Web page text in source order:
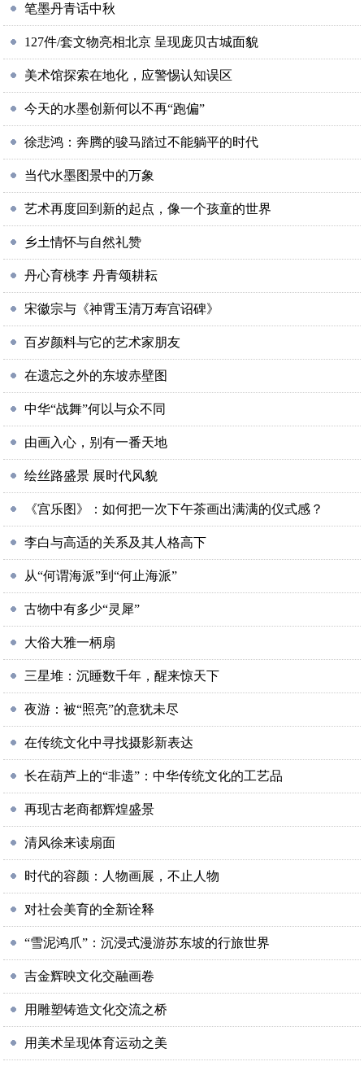
笔墨丹青话中秋
127件/套文物亮相北京 呈现庞贝古城面貌
美术馆探索在地化，应警惕认知误区
今天的水墨创新何以不再“跑偏”
徐悲鸿：奔腾的骏马踏过不能躺平的时代
当代水墨图景中的万象
艺术再度回到新的起点，像一个孩童的世界
乡土情怀与自然礼赞
丹心育桃李 丹青颂耕耘
宋徽宗与《神霄玉清万寿宫诏碑》
百岁颜料与它的艺术家朋友
在遗忘之外的东坡赤壁图
中华“战舞”何以与众不同
由画入心，别有一番天地
绘丝路盛景 展时代风貌
《宫乐图》：如何把一次下午茶画出满满的仪式感？
李白与高适的关系及其人格高下
从“何谓海派”到“何止海派”
古物中有多少“灵犀”
大俗大雅一柄扇
三星堆：沉睡数千年，醒来惊天下
夜游：被“照亮”的意犹未尽
在传统文化中寻找摄影新表达
长在葫芦上的“非遗”：中华传统文化的工艺品
再现古老商都辉煌盛景
清风徐来读扇面
时代的容颜：人物画展，不止人物
对社会美育的全新诠释
“雪泥鸿爪”：沉浸式漫游苏东坡的行旅世界
吉金辉映文化交融画卷
用雕塑铸造文化交流之桥
用美术呈现体育运动之美